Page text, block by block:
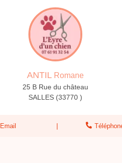
ANTIL Romane
25 B Rue du château
SALLES (33770 )
Email